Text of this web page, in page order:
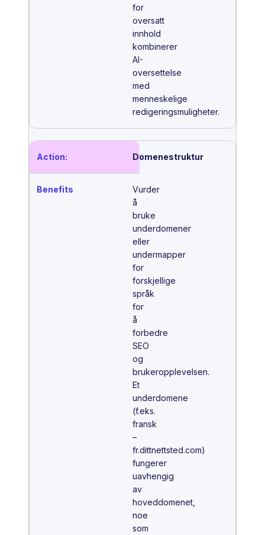
for
oversatt
innhold
kombinerer
AI-
oversettelse
med
menneskelige
redigeringsmuligheter.
Domenestruktur
Vurder
å
bruke
underdomener
eller
undermapper
for
forskjellige
språk
for
å
forbedre
SEO
og
brukeropplevelsen.
Et
underdomene
(f.eks.
fransk
–
fr.dittnettsted.com)
fungerer
uavhengig
av
hoveddomenet,
noe
som